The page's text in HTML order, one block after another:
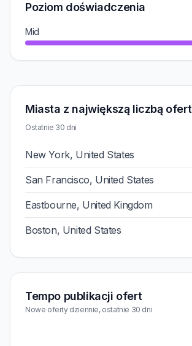
Poziom doświadczenia
Mid
Miasta z największą liczbą ofert
Ostatnie 30 dni
New York, United States
San Francisco, United States
Eastbourne, United Kingdom
Boston, United States
Tempo publikacji ofert
Nowe oferty dziennie, ostatnie 30 dni